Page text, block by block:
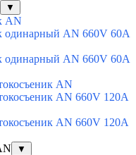
▼
AN
одинарный AN 660V 60A
одинарный AN 660V 60A
AN
AN 660V 120A
AN 660V 120A
▼